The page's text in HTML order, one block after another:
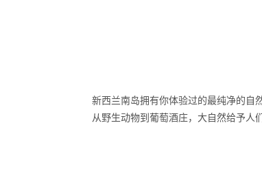
新西兰南岛拥有你体验过的最纯净的自
从野生动物到葡萄酒庄，大自然给予人